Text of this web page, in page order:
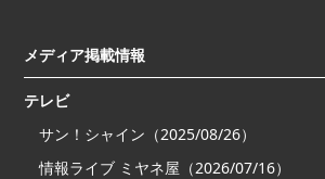
メディア掲載情報
テレビ
サン！シャイン（2025/08/26）
情報ライブ ミヤネ屋（2026/07/16）